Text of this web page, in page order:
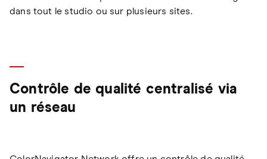
dans tout le studio ou sur plusieurs sites.
Contrôle de qualité centralisé via
un réseau